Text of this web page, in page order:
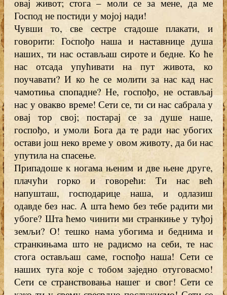
овај живот; стога – моли се за мене, да ме
Господ не постиди у мојој нади!
Чувши то, све сестре стадоше плакати, и
говорити: Госпођо наша и наставнице душа
наших, ти нас остављаш сироте и бедне. Ко ће
нас отсада упућивати на пут живота, ко
поучавати? И ко ће се молити за нас кад нас
чамотиња спопадне? Не, госпођо, не остављај
нас у овакво време! Сети се, ти си нас сабрала у
овај тор свој; постарај се за душе наше,
госпођо, и умоли Бога да те ради нас убогих
остави још неко време у овом животу, да би нас
упутила на спасење.
Припадоше к ногама њеним и две њене друге,
плачући горко и говорећи: Ти нас већ
напушташ, господарице наша, и одлазиш
одавде без нас. А шта ћемо без тебе радити ми
убоге? Шта ћемо чинити ми странкиње у туђој
земљи? О! тешко нама убогима и беднима и
странкињама што не радисмо на себи, те нас
стога остављаш саме, госпођо наша! Сети се
наших туга које с тобом заједно отуговасмо!
Сети се странствовања нашег и свог! Сети се